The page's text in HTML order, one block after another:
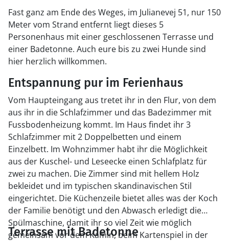
Fast ganz am Ende des Weges, im Julianevej 51, nur 150
Meter vom Strand entfernt liegt dieses 5
Personenhaus mit einer geschlossenen Terrasse und
einer Badetonne. Auch eure bis zu zwei Hunde sind
hier herzlich willkommen.
Entspannung pur im Ferienhaus
Vom Haupteingang aus tretet ihr in den Flur, von dem
aus ihr in die Schlafzimmer und das Badezimmer mit
Fussbodenheizung kommt. Im Haus findet ihr 3
Schlafzimmer mit 2 Doppelbetten und einem
Einzelbett. Im Wohnzimmer habt ihr die Möglichkeit
aus der Kuschel- und Leseecke einen Schlafplatz für
zwei zu machen. Die Zimmer sind mit hellem Holz
bekleidet und im typischen skandinavischen Stil
eingerichtet. Die Küchenzeile bietet alles was der Koch
der Familie benötigt und den Abwasch erledigt die
Spülmaschine, damit ihr so viel Zeit wie möglich
gemeinsam vor dem Kamin, beim Kartenspiel in der
Terrasse mit Badetonne